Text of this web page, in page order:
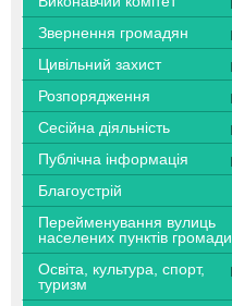
Звернення громадян
Цивільний захист
Розпорядження
Сесійна діяльність
Публічна інформація
Благоустрій
Перейменування вулиць
населених пунктів громади
Освіта, культура, спорт,
туризм